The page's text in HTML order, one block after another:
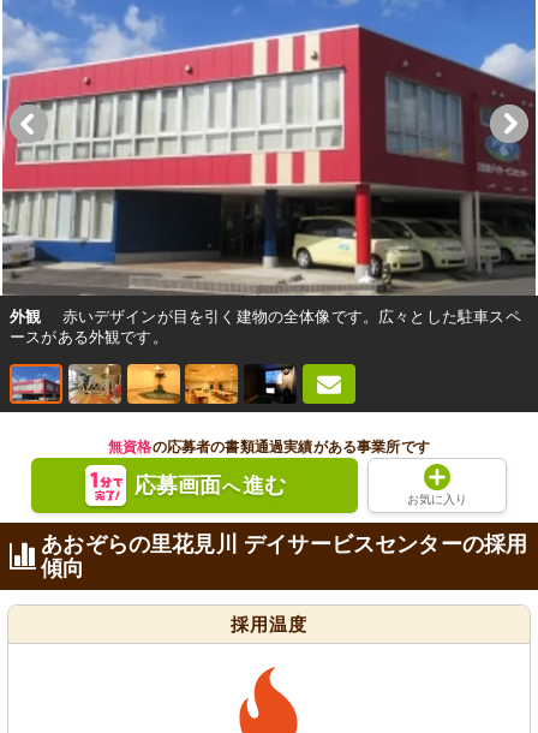
外観
赤いデザインが目を引く建物の全体像です。広々とした駐車スペ
ースがある外観です。
無資格の応募者の書類通過実績がある事業所です
応募画面へ進む
お気に入り
あおぞらの里花見川 デイサービスセンターの採用
傾向
採用温度